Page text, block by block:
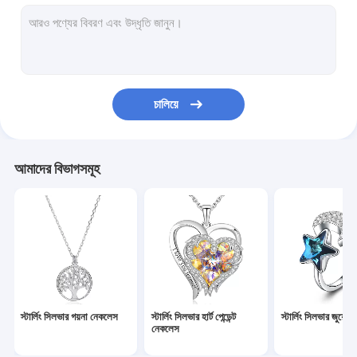
স্টার্লিং সিলভার গয়না ব্রেসলেট
কাস্টম সিলভার ব্রেসলেট
স্টার্লিং সিলভার নেকলেস চেইন
চিঠিপত্রের অলঙ্কার
চালিয়ে
আমাদের বিভাগসমূহ
স্টার্লিং সিলভার গয়না নেকলেস
স্টার্লিং সিলভার হার্ট পেন্ডেন্ট
নেকলেস
স্টার্লিং সিলভার